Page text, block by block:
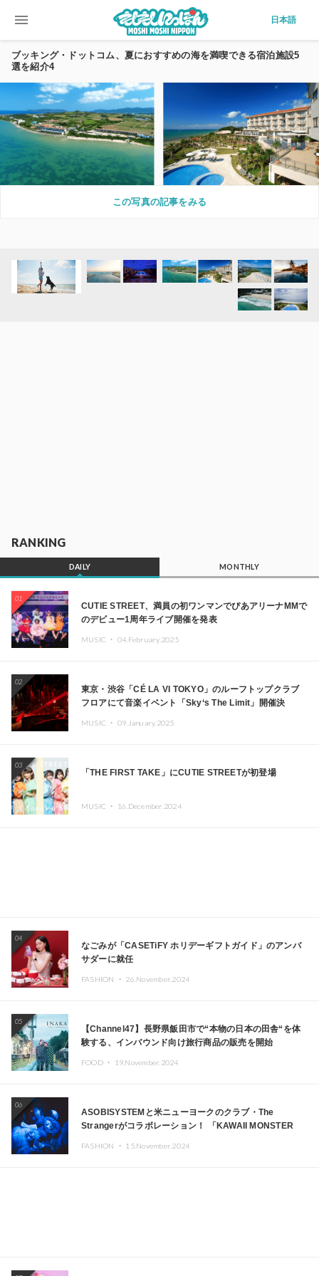
menu 日本語
ブッキング・ドットコム、夏におすすめの海を満喫できる宿泊施設5
選を紹介4
この写真の記事をみる
RANKING
DAILY MONTHLY
01
CUTIE STREET、満員の初ワンマンでぴあアリーナMMで
のデビュー1周年ライブ開催を発表
MUSIC ・ 04.February.2025
02
東京・渋谷「CÉ LA VI TOKYO」のルーフトップクラブ
フロアにて音楽イベント「Sky‘s The Limit」開催決
Kza（FORCE OF NATURE）ら日本を代表するDJ・クリ
MUSIC ・ 09.January.2025
03
「THE FIRST TAKE」にCUTIE STREETが初登場
MUSIC ・ 16.December.2024
04
なごみが「CASETiFY ホリデーギフトガイド」のアンバ
サダーに就任
FASHION ・ 26.November.2024
05
【Channel47】長野県飯田市で“本物の日本の田舎“を体
験する、インバウンド向け旅行商品の販売を開始
FOOD ・ 19.November.2024
06
ASOBISYSTEMと米ニューヨークのクラブ・The
Strangerがコラボレーション！ 「KAWAII MONSTER
FASHION ・ 15.November.2024